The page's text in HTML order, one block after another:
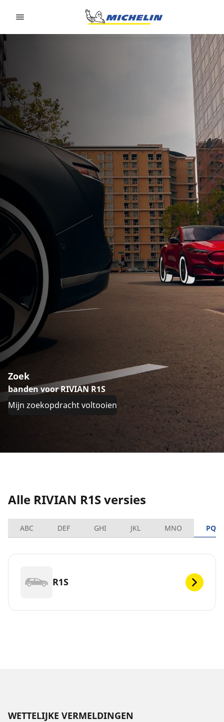
Zoek
banden voor RIVIAN R1S
Mijn zoekopdracht voltooien
Alle RIVIAN R1S versies
ABC DEF GHI JKL MNO PQRS
R1S
WETTELIJKE VERMELDINGEN